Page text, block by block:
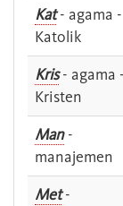
Kat- agama -
Katolik
Kris- agama -
Kristen
Man-
manajemen
Met-